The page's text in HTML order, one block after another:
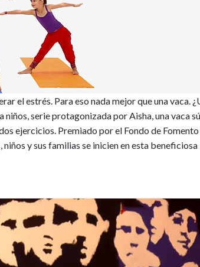
el estrés. Para eso nada mejor que una vaca.
serie protagonizada por Aisha, una vaca
ejercicios. Premiado por el Fondo de
y sus familias se inicien en esta beneficiosa